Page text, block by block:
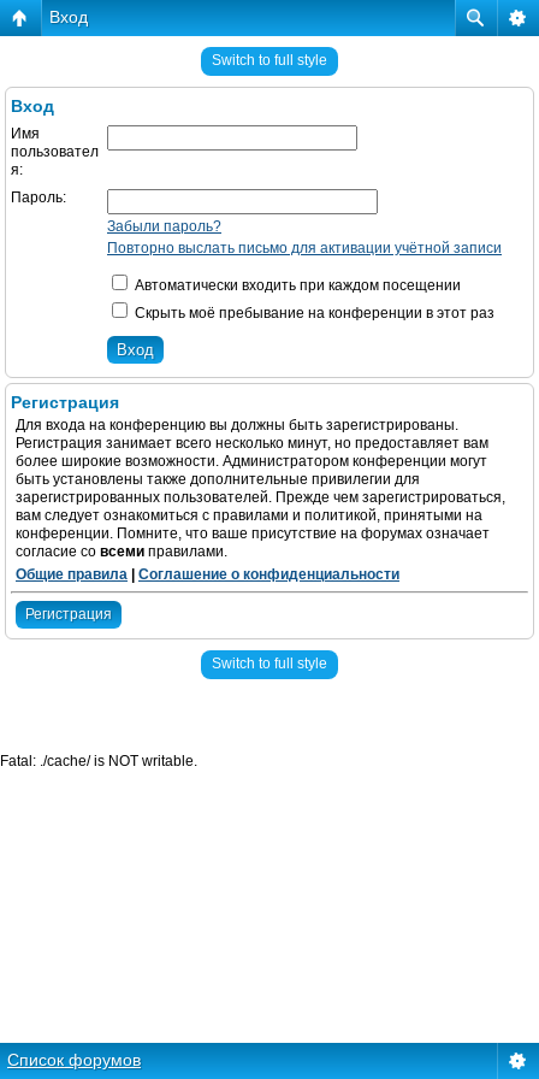
Вход
Switch to full style
Вход
Имя
пользовател
я:
Пароль:
Забыли пароль?
Повторно выслать письмо для активации учётной записи
Автоматически входить при каждом посещении
Скрыть моё пребывание на конференции в этот раз
Регистрация
Для входа на конференцию вы должны быть зарегистрированы.
Регистрация занимает всего несколько минут, но предоставляет вам
более широкие возможности. Администратором конференции могут
быть установлены также дополнительные привилегии для
зарегистрированных пользователей. Прежде чем зарегистрироваться,
вам следует ознакомиться с правилами и политикой, принятыми на
конференции. Помните, что ваше присутствие на форумах означает
согласие со всеми правилами.
Общие правила
Соглашение о конфиденциальности
Регистрация
Switch to full style
Список форумов
Fatal: ./cache/ is NOT writable.